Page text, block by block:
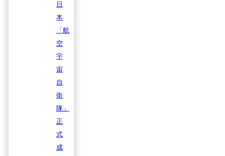
日
本
「航
空
宇
宙
自
衛
隊」
正
式
成